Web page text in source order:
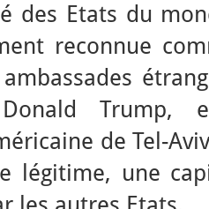
des Etats du
reconnue
Trump,
de Tel-
légitime, une